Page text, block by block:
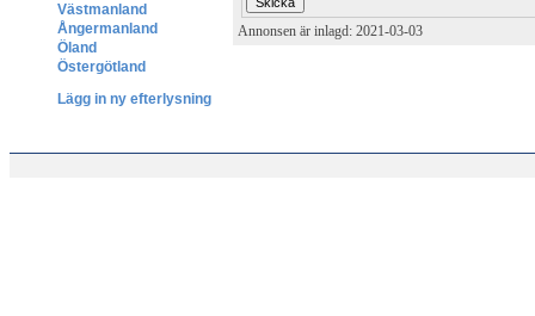
Västmanland
Ångermanland
Öland
Östergötland
Lägg in ny efterlysning
Annonsen är inlagd: 2021-03-03